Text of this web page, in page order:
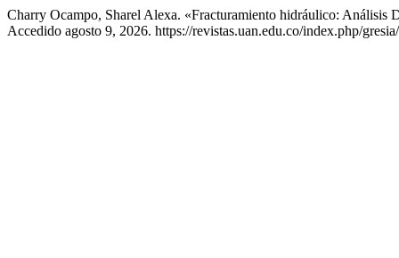
Charry Ocampo, Sharel Alexa. «Fracturamiento hidráulico: Análisis
Accedido agosto 9, 2026. https://revistas.uan.edu.co/index.php/